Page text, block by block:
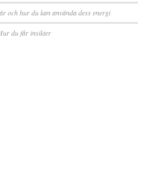
och hur du kan använda dess energi
du får insikter